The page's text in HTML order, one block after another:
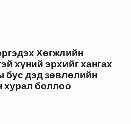
нутагтаа цаг алдахгүй, чанартай авдаг болно”
Хөгжлийн
хүний эрхийг хангах
бус дэд зөвлөлийн
хурал боллоо